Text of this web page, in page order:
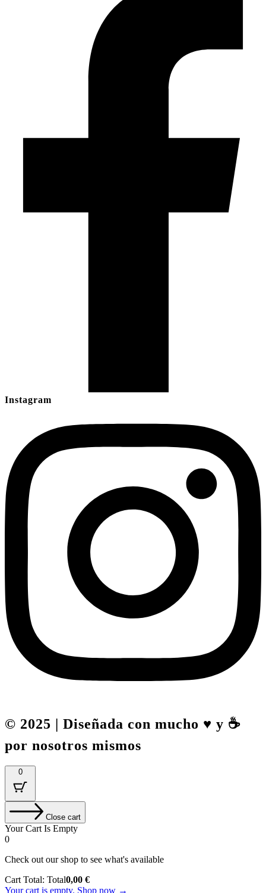
Instagram
© 2025 | Diseñada con mucho ♥️ y ☕
por nosotros mismos
0
Close cart
Your Cart Is Empty
0
Check out our shop to see what's available
Cart Total: Total0,00 €
Your cart is empty. Shop now →